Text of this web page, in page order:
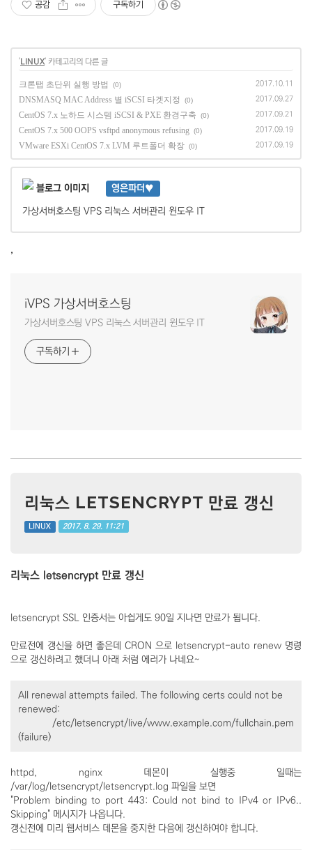
공감 구독하기
'LINUX' 카테고리의 다른 글
크론탭 초단위 실행 방법 (0) 2017.10.11
DNSMASQ MAC Address 별 iSCSI 타겟지정 (0) 2017.09.27
CentOS 7.x 노하드 시스템 iSCSI & PXE 환경구축 (0) 2017.09.21
CentOS 7.x 500 OOPS vsftpd anonymous refusing (0) 2017.09.19
VMware ESXi CentOS 7.x LVM 루트폴더 확장 (0) 2017.09.19
영은파더♥
가상서버호스팅 VPS 리눅스 서버관리 윈도우 IT
,
iVPS 가상서버호스팅
가상서버호스팅 VPS 리눅스 서버관리 윈도우 IT
구독하기
리눅스 LETSENCRYPT 만료 갱신
LINUX 2017. 8. 29. 11:21
리눅스 letsencrypt 만료 갱신
letsencrypt SSL 인증서는 아쉽게도 90일 지나면 만료가 됩니다.
만료전에 갱신을 하면 좋은데 CRON 으로 letsencrypt-auto renew 명령
으로 갱신하려고 했더니 아래 처럼 에러가 나네요~
All renewal attempts failed. The following certs could not be
renewed:
/etc/letsencrypt/live/www.example.com/fullchain.pem
(failure)
httpd, nginx 데몬이 실행중 일때는
/var/log/letsencrypt/letsencrypt.log 파일을 보면
"Problem binding to port 443: Could not bind to IPv4 or IPv6..
Skipping" 메시지가 나옵니다.
갱신전에 미리 웹서비스 데몬을 중지한 다음에 갱신하여야 합니다.